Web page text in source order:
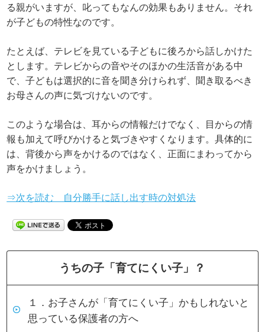
る親がいますが、叱ってもなんの効果もありません。それ
が子どもの特性なのです。
たとえば、テレビを見ている子どもに後ろから話しかけた
とします。テレビからの音やそのほかの生活音がある中
で、子どもは選択的に音を聞き分けられず、聞き取るべき
お母さんの声に気づけないのです。
このような場合は、耳からの情報だけでなく、目からの情
報も加えて呼びかけると気づきやすくなります。具体的に
は、背後から声をかけるのではなく、正面にまわってから
声をかけましょう。
⇒次を読む 自分勝手に話し出す時の対処法
うちの子「育てにくい子」？
１．お子さんが「育てにくい子」かもしれないと
思っている保護者の方へ